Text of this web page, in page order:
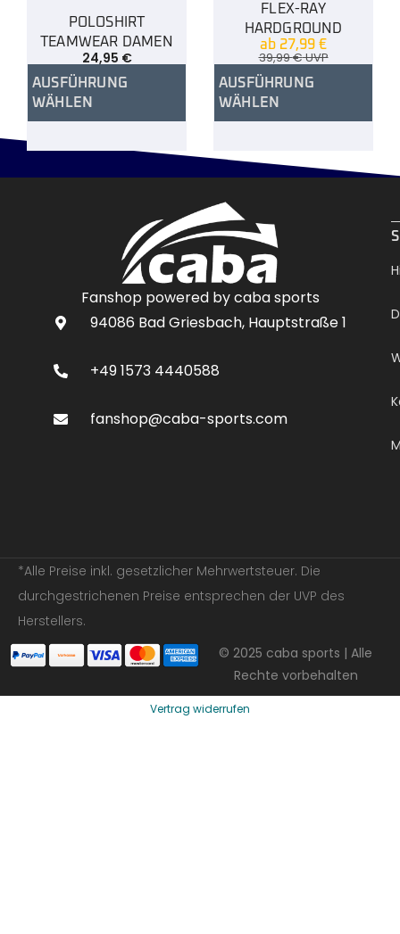
POLOSHIRT
TEAMWEAR DAMEN
24,95 €
AUSFÜHRUNG
WÄHLEN
FLEX-RAY
HARDGROUND
ab 27,99 €
39,99€UVP
AUSFÜHRUNG
WÄHLEN
Fanshop powered by caba sports
94086 Bad Griesbach, Hauptstraße 1
+49 1573 4440588
fanshop@caba-sports.com
*Alle Preise inkl. gesetzlicher Mehrwertsteuer. Die
durchgestrichenen Preise entsprechen der UVP des
Herstellers.
© 2025 caba sports | Alle
Rechte vorbehalten
Vertrag widerrufen